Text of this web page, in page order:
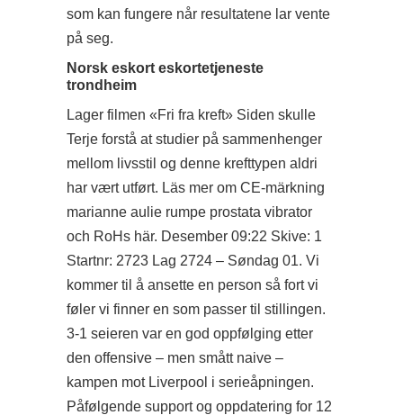
som kan fungere når resultatene lar vente
på seg.
Norsk eskort eskortetjeneste
trondheim
Lager filmen «Fri fra kreft» Siden skulle
Terje forstå at studier på sammenhenger
mellom livsstil og denne krefttypen aldri
har vært utført. Läs mer om CE-märkning
marianne aulie rumpe prostata vibrator
och RoHs här. Desember 09:22 Skive: 1
Startnr: 2723 Lag 2724 – Søndag 01. Vi
kommer til å ansette en person så fort vi
føler vi finner en som passer til stillingen.
3-1 seieren var en god oppfølging etter
den offensive – men smått naive –
kampen mot Liverpool i serieåpningen.
Påfølgende support og oppdatering for 12